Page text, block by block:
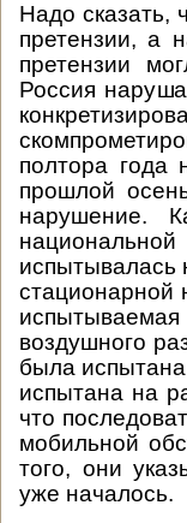
Надо сказать,
претензии, а
претензии
Россия
полтора года
прошлой
нарушение.
испытывалась
стационарной
воздушного
была
испытана на
что
мобильной
того, они
уже началось.